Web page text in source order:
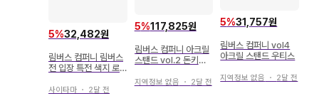
5%32,482원
림버스 컴퍼니 림버스
전 입장 특전 색지 로
사이타마 ・ 2달 전
5%117,825원
림버스 컴퍼니 아크릴
스탠드 vol.2 돈키호
지역정보 없음 ・ 2달 전
5%31,757원
림버스 컴퍼니 vol4
아크릴 스탠드 우티스
지역정보 없음 ・ 2달 전